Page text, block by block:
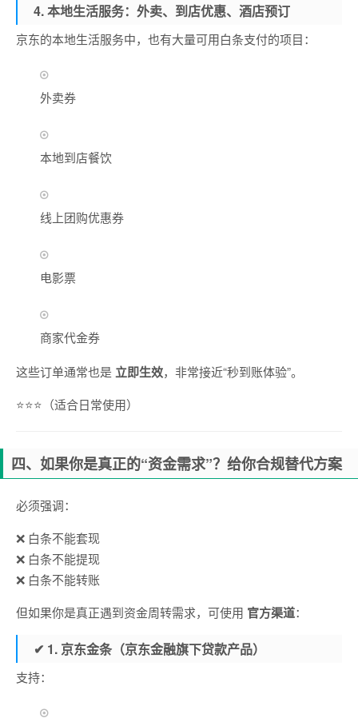
4. 本地生活服务：外卖、到店优惠、酒店预订
京东的本地生活服务中，也有大量可用白条支付的项目：
外卖券
本地到店餐饮
线上团购优惠券
电影票
商家代金券
这些订单通常也是 立即生效，非常接近“秒到账体验”。
⭐⭐⭐（适合日常使用）
四、如果你是真正的“资金需求”？给你合规替代方案
必须强调：
❌ 白条不能套现
❌ 白条不能提现
❌ 白条不能转账
但如果你是真正遇到资金周转需求，可使用 官方渠道：
✔ 1. 京东金条（京东金融旗下贷款产品）
支持：